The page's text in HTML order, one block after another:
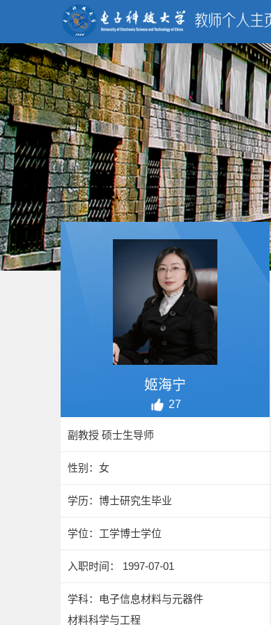
姬海宁
27
副教授 硕士生导师
性别：女
学历：博士研究生毕业
学位：工学博士学位
入职时间： 1997-07-01
学科：电子信息材料与元器件
材料科学与工程